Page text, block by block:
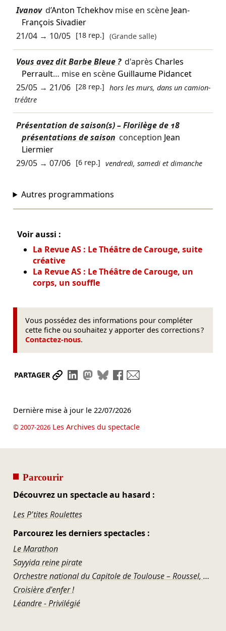
Ivanov d’Anton Tchekhovmise en scène Jean-
François Sivadier
21/04→ 10/05 [18 rep.] (Grande salle)
Vous avez dit Barbe Bleue ? d'après Charles
Perrault… mise en scène Guillaume Pidancet
25/05→ 21/06 [28 rep.] hors les murs, dans un camion-
tréâtre
Présentation de saison(s) – Florilège de 18
présentations de saison conception Jean
Liermier
29/05→ 07/06 [6 rep.] vendredi, samedi et dimanche
Autres programmations
Voir aussi :
La Revue AS : Le Théâtre de Carouge, suite
créative
La Revue AS : Le Théâtre de Carouge, un
corps, un souffle
Vous possédez des informations pour compléter
cette fiche ou souhaitez y apporter des corrections ?
Contactez-nous.
PARTAGER Partager le lien
Partager sur LinkedIn
Partager sur Mastodon
Partager sur Bluesky
Partager sur Facebook
Dernière mise à jour le 22/07/2026
© 2007-2026Les Archives du spectacle
Parcourir
Découvrez un spectacle au hasard :
Les P'tites Roulettes
Parcourez les derniers spectacles :
Le Marathon
Sayyida reine pirate
Orchestre national du Capitole de Toulouse – Roussel, Ravel, Offenbach, Rosenthal, Gershwin
Croisière d'enfer !
Léandre - Privilégié